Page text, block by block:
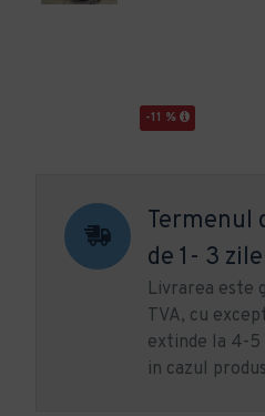
-11 %
Termenul
de 1- 3
Livrarea este
TVA, cu
extinde la 4-5
in cazul